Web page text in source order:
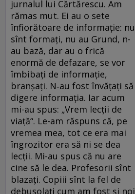
jurnalul lui Cărtărescu. Am
rămas mut. Ei au o sete
înfiorătoare de informație: nu
sînt formați, nu au Grund, n-
au bază, dar au o frică
enormă de defazare, se vor
îmbibați de informație,
branșați. N‑au fost învățați să
digere informația. Iar acum
mi-au spus: „Vrem lecții de
viață“. Le-am răspuns că, pe
vremea mea, tot ce era mai
îngrozitor era să ni se dea
lecții. Mi-au spus că nu are
cine să le dea. Profesorii sînt
blazați. Copiii sînt la fel de
debusolați cum am fost și noi